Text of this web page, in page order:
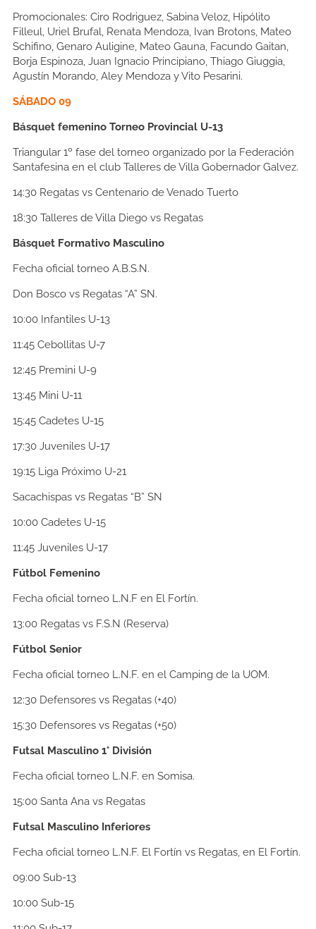
Promocionales: Ciro Rodriguez, Sabina Veloz, Hipólito
Filleul, Uriel Brufal, Renata Mendoza, Ivan Brotons, Mateo
Schifino, Genaro Auligine, Mateo Gauna, Facundo Gaitan,
Borja Espinoza, Juan Ignacio Principiano, Thiago Giuggia,
Agustín Morando, Aley Mendoza y Vito Pesarini.
SÁBADO 09
Básquet femenino Torneo Provincial U-13
Triangular 1º fase del torneo organizado por la Federación
Santafesina en el club Talleres de Villa Gobernador Galvez.
14:30 Regatas vs Centenario de Venado Tuerto
18:30 Talleres de Villa Diego vs Regatas
Básquet Formativo Masculino
Fecha oficial torneo A.B.S.N.
Don Bosco vs Regatas “A” SN.
10:00 Infantiles U-13
11:45 Cebollitas U-7
12:45 Premini U-9
13:45 Mini U-11
15:45 Cadetes U-15
17:30 Juveniles U-17
19:15 Liga Próximo U-21
Sacachispas vs Regatas “B” SN
10:00 Cadetes U-15
11:45 Juveniles U-17
Fútbol Femenino
Fecha oficial torneo L.N.F en El Fortín.
13:00 Regatas vs F.S.N (Reserva)
Fútbol Senior
Fecha oficial torneo L.N.F. en el Camping de la UOM.
12:30 Defensores vs Regatas (+40)
15:30 Defensores vs Regatas (+50)
Futsal Masculino 1° División
Fecha oficial torneo L.N.F. en Somisa.
15:00 Santa Ana vs Regatas
Futsal Masculino Inferiores
Fecha oficial torneo L.N.F. El Fortín vs Regatas, en El Fortín.
09:00 Sub-13
10:00 Sub-15